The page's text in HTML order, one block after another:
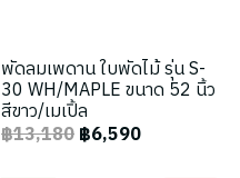
พัดลมเพดาน ใบพัดไม้ รุ่น S-
30 WH/MAPLE ขนาด 52 นิ้ว
สีขาว/เมเปิ้ล
฿13,180฿6,590